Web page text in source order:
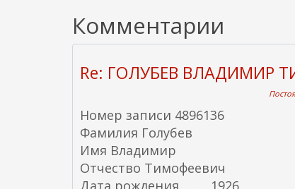
Комментарии
Re: ГОЛУБЕВ ВЛАДИМИР
Номер записи 4896136
Фамилия Голубев
Имя Владимир
Отчество Тимофеевич
Дата рождения __.__.1926